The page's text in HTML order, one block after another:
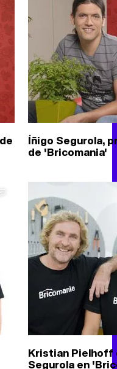
Íñigo Segurola,
de 'Bricomania'
Kristian Pielhoff
Segurola en